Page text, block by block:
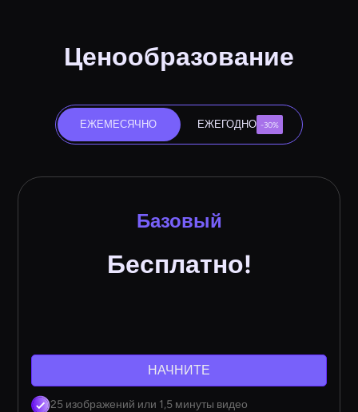
Ценообразование
ЕЖЕМЕСЯЧНО ЕЖЕГОДНО -30%
Базовый
Бесплатно!
НАЧНИТЕ
25 изображений или 1,5 минуты видео